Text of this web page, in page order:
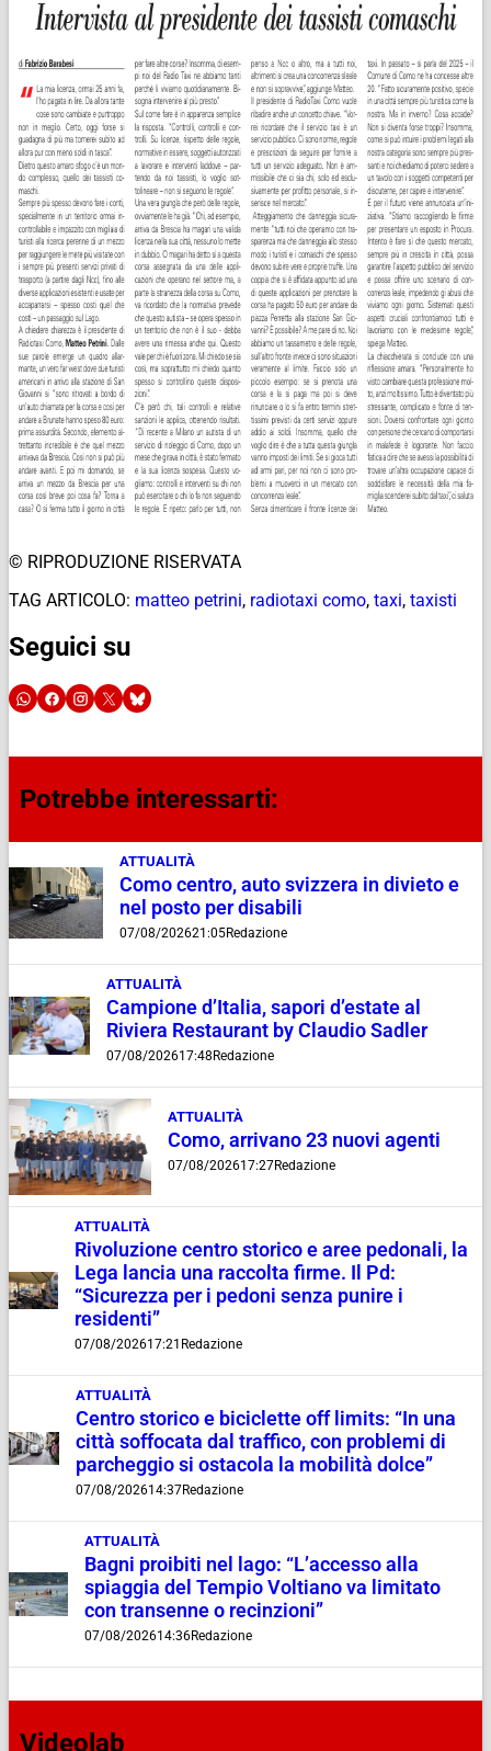
© RIPRODUZIONE RISERVATA
TAG ARTICOLO: matteo petrini, radiotaxi como, taxi, taxisti
Seguici su
Potrebbe interessarti:
ATTUALITÀ
Como centro, auto svizzera in divieto e
nel posto per disabili
07/08/202621:05Redazione
ATTUALITÀ
Campione d’Italia, sapori d’estate al
Riviera Restaurant by Claudio Sadler
07/08/202617:48 Redazione
ATTUALITÀ
Como, arrivano 23 nuovi agenti
07/08/202617:27Redazione
ATTUALITÀ
Rivoluzione centro storico e aree pedonali, la
Lega lancia una raccolta firme. Il Pd:
“Sicurezza per i pedoni senza punire i
residenti”
07/08/202617:21 Redazione
ATTUALITÀ
Centro storico e biciclette off limits: “In una
città soffocata dal traffico, con problemi di
parcheggio si ostacola la mobilità dolce”
07/08/202614:37Redazione
ATTUALITÀ
Bagni proibiti nel lago: “L’accesso alla
spiaggia del Tempio Voltiano va limitato
con transenne o recinzioni”
07/08/202614:36Redazione
Videolab